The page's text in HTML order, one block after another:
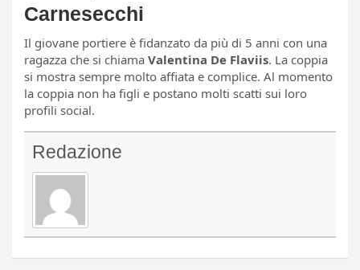
Carnesecchi
Il giovane portiere è fidanzato da più di 5 anni con una
ragazza che si chiama Valentina De Flaviis. La coppia
si mostra sempre molto affiata e complice. Al momento
la coppia non ha figli e postano molti scatti sui loro
profili social.
Redazione